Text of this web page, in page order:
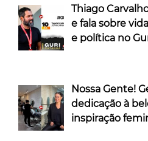
Thiago
e fala sobre
e política no
Nossa Gente!
dedicação à
inspiração